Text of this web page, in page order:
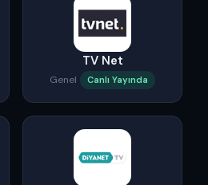
TV Net
Genel Canlı Yayında